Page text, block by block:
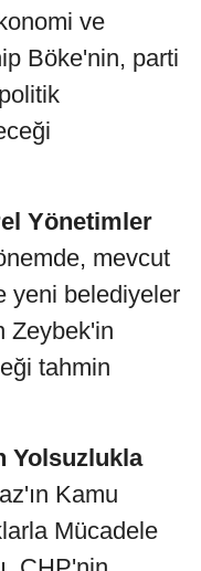
ve
Böke'nin, parti
Yönetimler
mevcut
yeni belediyeler
Zeybek'in
tahmin
Yolsuzlukla
Kamu
Mücadele